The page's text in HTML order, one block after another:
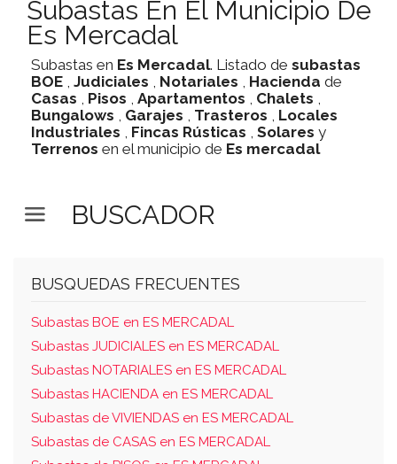
Subastas En El Municipio De
Es Mercadal
Subastas en Es Mercadal. Listado de subastas
BOE , Judiciales , Notariales , Hacienda de
Casas , Pisos , Apartamentos , Chalets ,
Bungalows , Garajes , Trasteros , Locales
Industriales , Fincas Rústicas , Solares y
Terrenos en el municipio de Es mercadal
BUSCADOR
BUSQUEDAS FRECUENTES
Subastas BOE en ES MERCADAL
Subastas JUDICIALES en ES MERCADAL
Subastas NOTARIALES en ES MERCADAL
Subastas HACIENDA en ES MERCADAL
Subastas de VIVIENDAS en ES MERCADAL
Subastas de CASAS en ES MERCADAL